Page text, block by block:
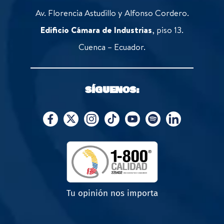
Av. Florencia Astudillo y Alfonso Cordero.
Edificio Cámara de Industrias, piso 13.
Cuenca – Ecuador.
SÍGUENOS:
Tu opinión nos importa